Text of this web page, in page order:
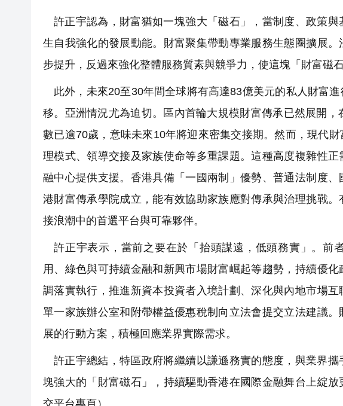
許正宇認為，財富猶如一塊強大「磁石」，當制度、政策
生自我強化的發展動能。財富聚集帶動專業服務生態圈擴展
步提升，反過來強化整體服務質素與競爭力，使這塊「財富磁
此外，未來20至30年間全球將有高達83億美元的私人財富
移。亞洲情況尤為迫切。區內首輪大規模財富傳承已然展開
數已逾70歲，意味未來10年將迎來密集交接期。然而，現代
理模式、領導交接及家族使命等多重課題。這種高度複雜性
融中心提供支援。香港具備「一國兩制」優勢、普通法制度
港財富傳承學院成立，能有效協助家族應對傳承與治理挑戰
接浪潮中的首選平台與可靠夥伴。
許正宇表示，當前之要在於「抬頭謀遠，低頭務實」。前
用、綠色與可持續金融和新興市場財富崛起等趨勢，持續優
調落實執行，推進新資本投資者入境計劃、深化與內地市場互
單一家族辦公室和附帶權益優惠稅制向立法會提交立法建議
展的行動方案，積極回應業界實際需求。
許正宇總結，特區政府將繼續以謙遜務實的態度，與業界
塊強大的「財富磁石」，持續驅動香港在國際金融舞台上綻
交平台專頁）